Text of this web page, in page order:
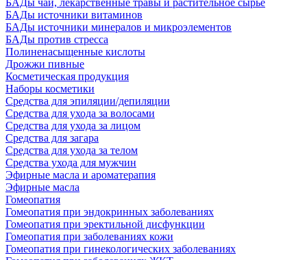
БАДы чаи, лекарственные травы и растительное сырье
БАДы источники витаминов
БАДы источники минералов и микроэлементов
БАДы против стресса
Полиненасыщенные кислоты
Дрожжи пивные
Косметическая продукция
Наборы косметики
Средства для эпиляции/депиляции
Средства для ухода за волосами
Средства для ухода за лицом
Средства для загара
Средства для ухода за телом
Средства ухода для мужчин
Эфирные масла и ароматерапия
Эфирные масла
Гомеопатия
Гомеопатия при эндокринных заболеваниях
Гомеопатия при эректильной дисфункции
Гомеопатия при заболеваниях кожи
Гомеопатия при гинекологических заболеваниях